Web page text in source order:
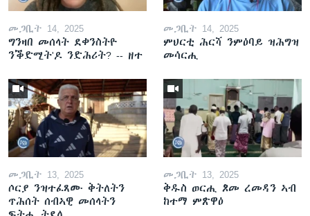
መጋቢት 14, 2025
ግንዛበ መሰላት ደቀንስትዮ
ንቕድሚት'ዶ ንድሕሪት? -- ዘተ
መጋቢት 14, 2025
ምህርቲ ሕርሻ ንምዕባይ ዝሕግዝ
መሳርሒ
መጋቢት 13, 2025
ሶርያ ንዝተፈጸሙ ቅትለትን
ጥሕሰት ሰብኣዊ መሰላትን
መጋቢት 13, 2025
ቅዱስ ወርሒ ጾመ ረመዳን ኣብ
ከተማ ምጽዋዕ